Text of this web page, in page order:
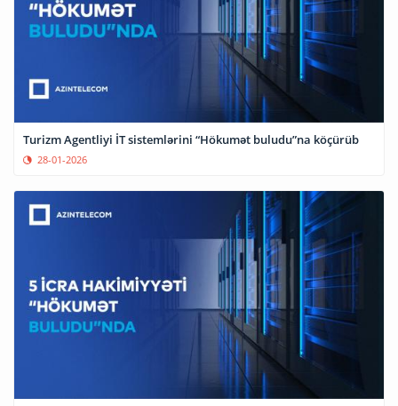
Turizm Agentliyi İT sistemlərini “Hökumət buludu”na köçürüb
28-01-2026